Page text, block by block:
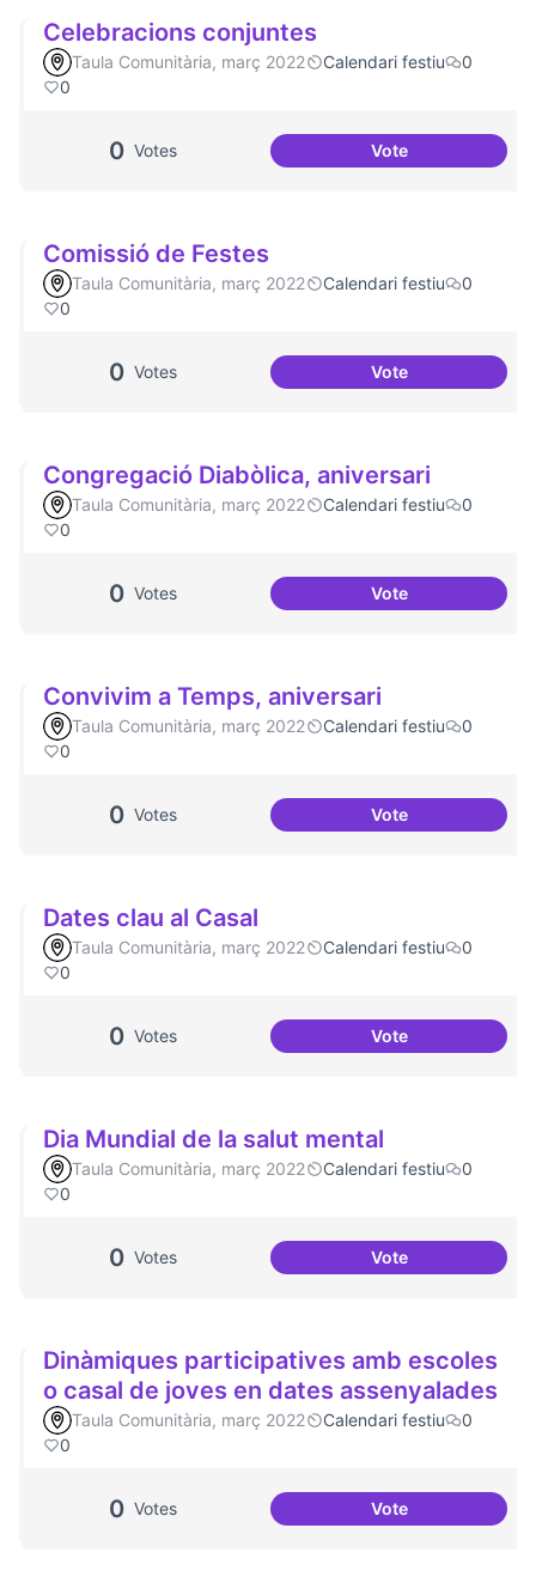
Celebracions conjuntes
Taula Comunitària, març 2022 Calendari festiu
0
0
0 Votes VoteCelebracions
Comissió de Festes
Taula Comunitària, març 2022 Calendari festiu
0
0
0 Votes VoteComissió de
Congregació Diabòlica, aniversari
Taula Comunitària, març 2022 Calendari festiu
0
0
0 Votes VoteCongregació
Convivim a Temps, aniversari
Taula Comunitària, març 2022 Calendari festiu
0
0
0 Votes VoteConvivim a
Dates clau al Casal
Taula Comunitària, març 2022 Calendari festiu
0
0
0 Votes VoteDates clau al
Dia Mundial de la salut mental
Taula Comunitària, març 2022 Calendari festiu
0
0
0 Votes VoteDia Mundial de la
Dinàmiques participatives amb escoles
o casal de joves en dates assenyalades
Taula Comunitària, març 2022 Calendari festiu
0
0
0 Votes VoteDinàmiques